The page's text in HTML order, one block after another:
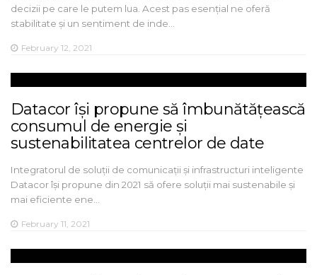
decizii pe care le putem lua. Acest pas esențial ne oferă
stabilitate și un sentiment de inde…
February 12, 2021
Datacor își propune să îmbunătățească
consumul de energie și
sustenabilitatea centrelor de date
Integratorul de soluții de comunicații și infrastructuri inteligente
Datacor își propune din 2021 să ofere soluții mai sustenabile și
mai eficiente ene…
February 11, 2021